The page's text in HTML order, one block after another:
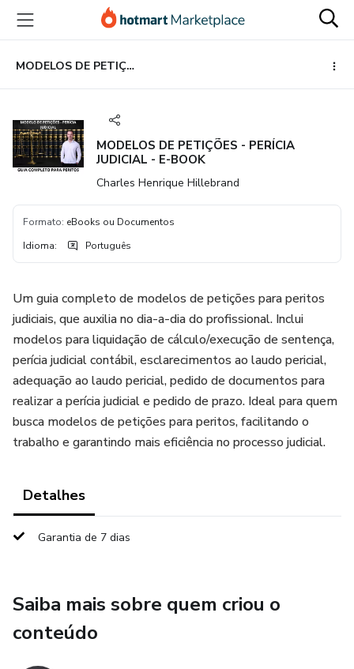
para
conteúdo
principal
para
pagamento
para
rodapé
MODELOS DE PETIÇÕES - PERÍCIA JUDICIAL - E-BOOK
MODELOS DE PETIÇÕES - PERÍCIA
JUDICIAL - E-BOOK
Charles Henrique Hillebrand
Formato: eBooks ou Documentos
Idioma: Português
Um guia completo de modelos de petições para peritos
judiciais, que auxilia no dia-a-dia do profissional. Inclui
modelos para liquidação de cálculo/execução de sentença,
perícia judicial contábil, esclarecimentos ao laudo pericial,
adequação ao laudo pericial, pedido de documentos para
realizar a perícia judicial e pedido de prazo. Ideal para quem
busca modelos de petições para peritos, facilitando o
trabalho e garantindo mais eficiência no processo judicial.
Detalhes
Garantia de 7 dias
Saiba mais sobre quem criou o
conteúdo